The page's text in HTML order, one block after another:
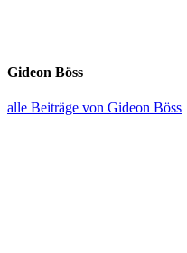
Gideon Böss
alle Beiträge von Gideon Böss